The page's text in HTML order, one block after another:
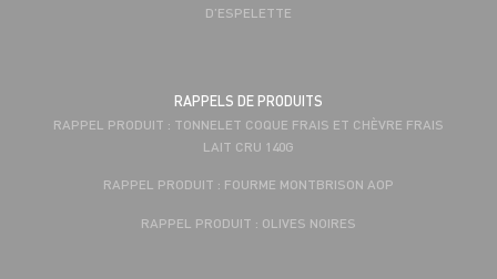
D’ESPELETTE
RAPPELS DE PRODUITS
RAPPEL PRODUIT : TONNELET COQUE FRAIS ET CHÈVRE FRAIS
LAIT CRU 140G
RAPPEL PRODUIT : FOURME MONTBRISON AOP
RAPPEL PRODUIT : OLIVES NOIRES